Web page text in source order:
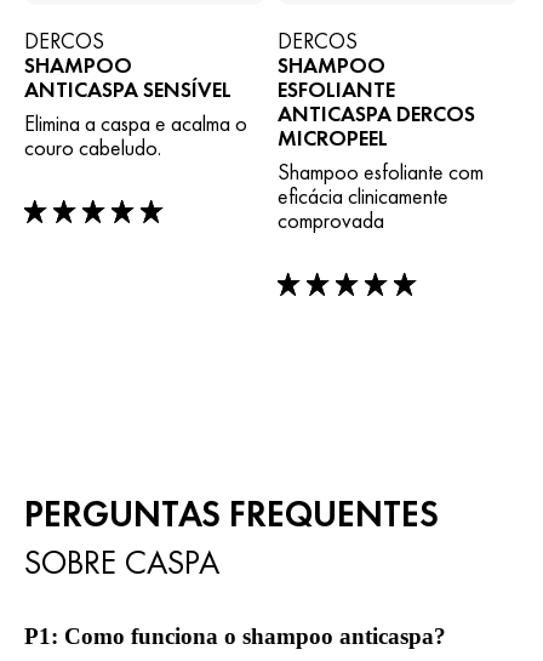
DERCOS
SHAMPOO
ANTICASPA SENSÍVEL
Elimina a caspa e acalma o
couro cabeludo.
5/5
DERCOS
SHAMPOO
ESFOLIANTE
ANTICASPA DERCOS
MICROPEEL
Shampoo esfoliante com
eficácia clinicamente
comprovada
5/5
PERGUNTAS FREQUENTES
SOBRE CASPA
P1: Como funciona o shampoo anticaspa?